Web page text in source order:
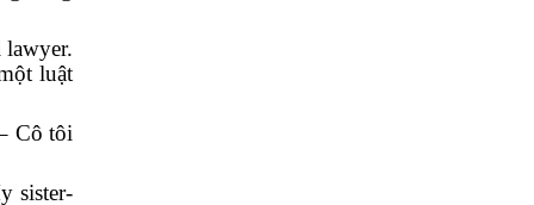
luật
Cô tôi
sister-